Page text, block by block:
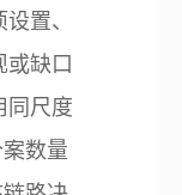
置、
缺口
同尺度
数量